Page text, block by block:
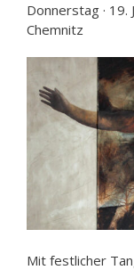
Donnerstag · 19.
Chemnitz
Mit festlicher